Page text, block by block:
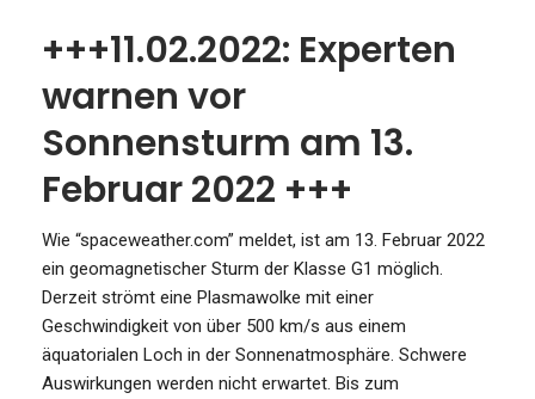
+++11.02.2022: Experten
warnen vor
Sonnensturm am 13.
Februar 2022 +++
Wie “spaceweather.com” meldet, ist am 13. Februar 2022
ein geomagnetischer Sturm der Klasse G1 möglich.
Derzeit strömt eine Plasmawolke mit einer
Geschwindigkeit von über 500 km/s aus einem
äquatorialen Loch in der Sonnenatmosphäre. Schwere
Auswirkungen werden nicht erwartet. Bis zum